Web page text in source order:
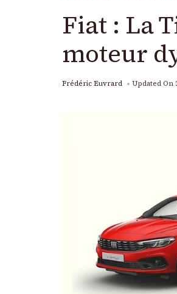
Fiat : La
moteur
Frédéric Euvrard Updated On